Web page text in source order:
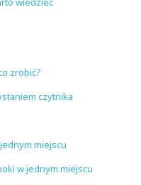
zrobić?
czytnika
miejscu
w jednym miejscu